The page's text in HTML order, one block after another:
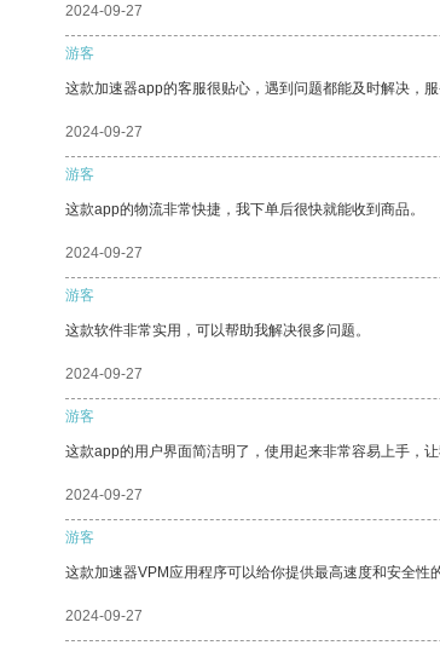
2024-09-27
游客
这款加速器app的客服很贴心，遇到问题都能及时解决，服
2024-09-27
游客
这款app的物流非常快捷，我下单后很快就能收到商品。
2024-09-27
游客
这款软件非常实用，可以帮助我解决很多问题。
2024-09-27
游客
这款app的用户界面简洁明了，使用起来非常容易上手，
2024-09-27
游客
这款加速器VPM应用程序可以给你提供最高速度和安全性
2024-09-27